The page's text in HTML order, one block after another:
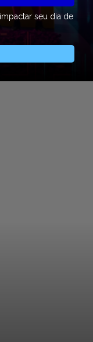
seu dia de